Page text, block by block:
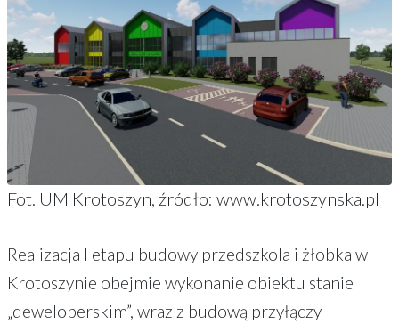
Fot. UM Krotoszyn, źródło: www.krotoszynska.pl
Realizacja I etapu budowy przedszkola i żłobka w
Krotoszynie obejmie wykonanie obiektu stanie
„deweloperskim”, wraz z budową przyłączy